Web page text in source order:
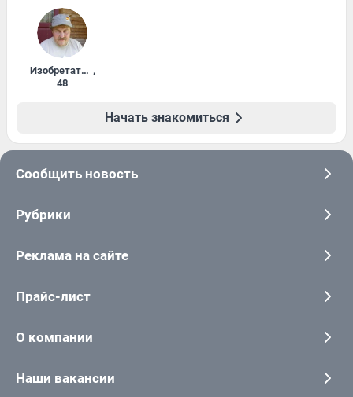
Изобретатель ,
48
Начать знакомиться
Сообщить новость
Рубрики
Реклама на сайте
Прайс-лист
О компании
Наши вакансии